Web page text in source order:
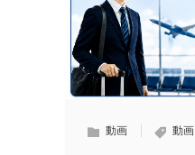
動画 動画